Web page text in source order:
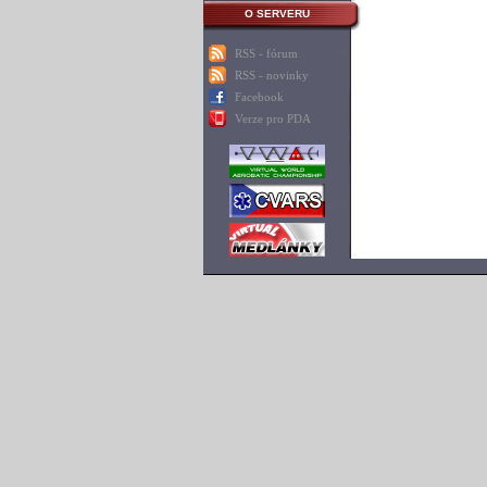
O SERVERU
RSS - fórum
RSS - novinky
Facebook
Verze pro PDA